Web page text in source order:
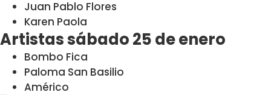
Juan Pablo Flores
Karen Paola
Artistas sábado 25 de enero
Bombo Fica
Paloma San Basilio
Américo